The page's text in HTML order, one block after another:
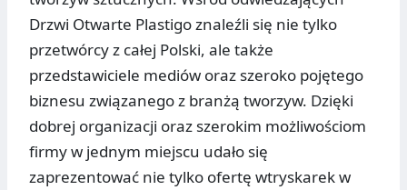
Drzwi Otwarte Plastigo znaleźli się nie tylko
przetwórcy z całej Polski, ale także
przedstawiciele mediów oraz szeroko pojętego
biznesu związanego z branżą tworzyw. Dzięki
dobrej organizacji oraz szerokim możliwościom
firmy w jednym miejscu udało się
zaprezentować nie tylko ofertę wtryskarek w